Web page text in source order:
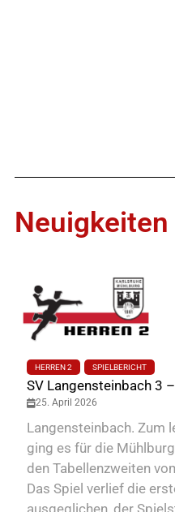
Neuigkeiten
HERREN 2 SPIELBERICHT
SV Langensteinbach 3
25. April 2026
Langensteinbach. Zum
ging es für die
den Tabellenzweiten
Das Spiel verlief die